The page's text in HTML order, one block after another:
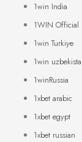
1win India
1WIN Official
1win Turkiye
1win
1winRussia
1xbet arabic
1xbet egypt
1xbet russian